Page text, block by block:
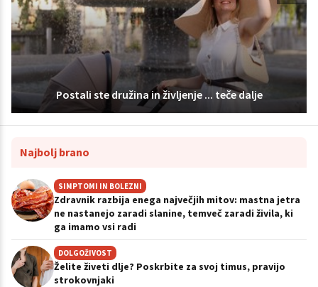
Postali ste družina in življenje ... teče dalje
Najbolj brano
SIMPTOMI IN BOLEZNI
Zdravnik razbija enega največjih mitov: mastna jetra
ne nastanejo zaradi slanine, temveč zaradi živila, ki
ga imamo vsi radi
DOLGOŽIVOST
Želite živeti dlje? Poskrbite za svoj timus, pravijo
strokovnjaki